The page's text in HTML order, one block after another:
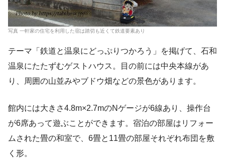
写真 一軒家の住宅を利用した宿は踏切も近くて鉄道要素あり
テーマ「鉄道と温泉にどっぷりつかろう」を掲げて、石和
温泉にたたずむゲストハウス。目の前には中央本線があ
り、周囲の山並みやブドウ畑などの景色があります。
館内には大きさ4.8m×2.7mのNゲージが6線あり、操作台
が6席あって遊ぶことができます。宿泊の部屋はリフォー
ムされた畳の和室で、6畳と11畳の部屋それぞれ布団を敷
く形。